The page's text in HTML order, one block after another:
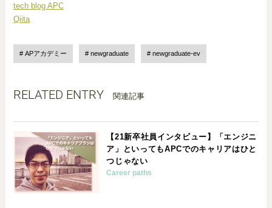
tech blog APC
Qiita
APアカデミー newgraduate newgraduate-ev
RELATED ENTRY 関連記事
【21新卒社員インタビュー】「エンジニ
ア」といってもAPCでのキャリアはひと
つじゃない
Career paths